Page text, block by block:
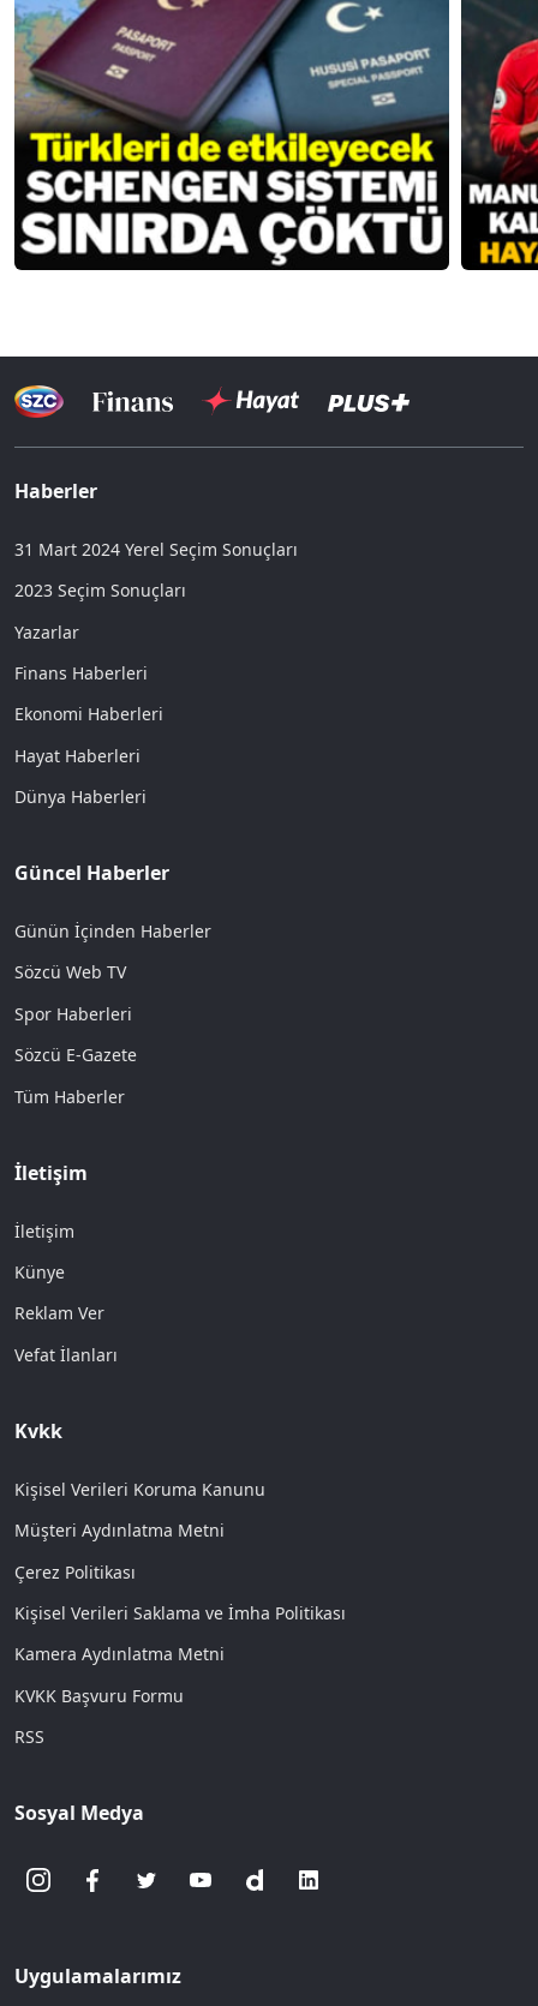
Haberler
31 Mart 2024 Yerel Seçim Sonuçları
2023 Seçim Sonuçları
Yazarlar
Finans Haberleri
Ekonomi Haberleri
Hayat Haberleri
Dünya Haberleri
Güncel Haberler
Günün İçinden Haberler
Sözcü Web TV
Spor Haberleri
Sözcü E-Gazete
Tüm Haberler
İletişim
İletişim
Künye
Reklam Ver
Vefat İlanları
Kvkk
Kişisel Verileri Koruma Kanunu
Müşteri Aydınlatma Metni
Çerez Politikası
Kişisel Verileri Saklama ve İmha Politikası
Kamera Aydınlatma Metni
KVKK Başvuru Formu
RSS
Sosyal Medya
Uygulamalarımız